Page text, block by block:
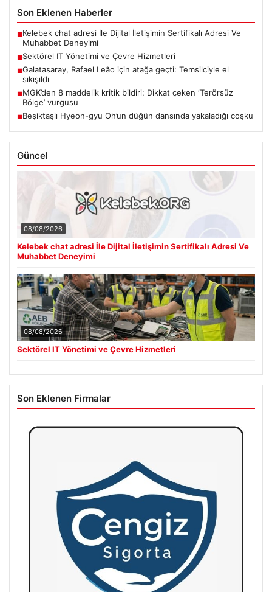
Son Eklenen Haberler
■Kelebek chat adresi İle Dijital İletişimin Sertifikalı Adresi Ve
Muhabbet Deneyimi
■Sektörel IT Yönetimi ve Çevre Hizmetleri
■Galatasaray, Rafael Leão için atağa geçti: Temsilciyle el
sıkışıldı
■MGK’den 8 maddelik kritik bildiri: Dikkat çeken ‘Terörsüz
Bölge’ vurgusu
■Beşiktaşlı Hyeon-gyu Oh’un düğün dansında yakaladığı coşku
Güncel
08/08/2026
Kelebek chat adresi İle Dijital İletişimin Sertifikalı Adresi Ve
Muhabbet Deneyimi
08/08/2026
Sektörel IT Yönetimi ve Çevre Hizmetleri
Son Eklenen Firmalar